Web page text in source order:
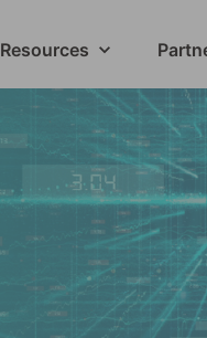
Resources